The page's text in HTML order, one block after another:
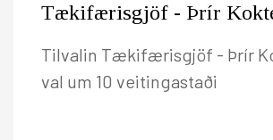
Tækifærisgjöf - Þrír
Tilvalin Tækifærisgjöf - Þrír
val um 10 veitingastaði